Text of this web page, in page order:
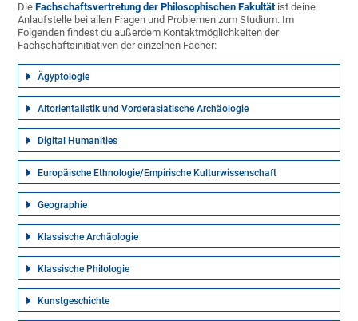
DieFachschaftsvertretung der Philosophischen Fakultätist deine
Anlaufstelle bei allen Fragen und Problemen zum Studium. Im
Folgenden findest du außerdem Kontaktmöglichkeiten der
Fachschaftsinitiativen der einzelnen Fächer:
Ägyptologie
Altorientalistik und Vorderasiatische Archäologie
Digital Humanities
Europäische Ethnologie/Empirische Kulturwissenschaft
Geographie
Klassische Archäologie
Klassische Philologie
Kunstgeschichte